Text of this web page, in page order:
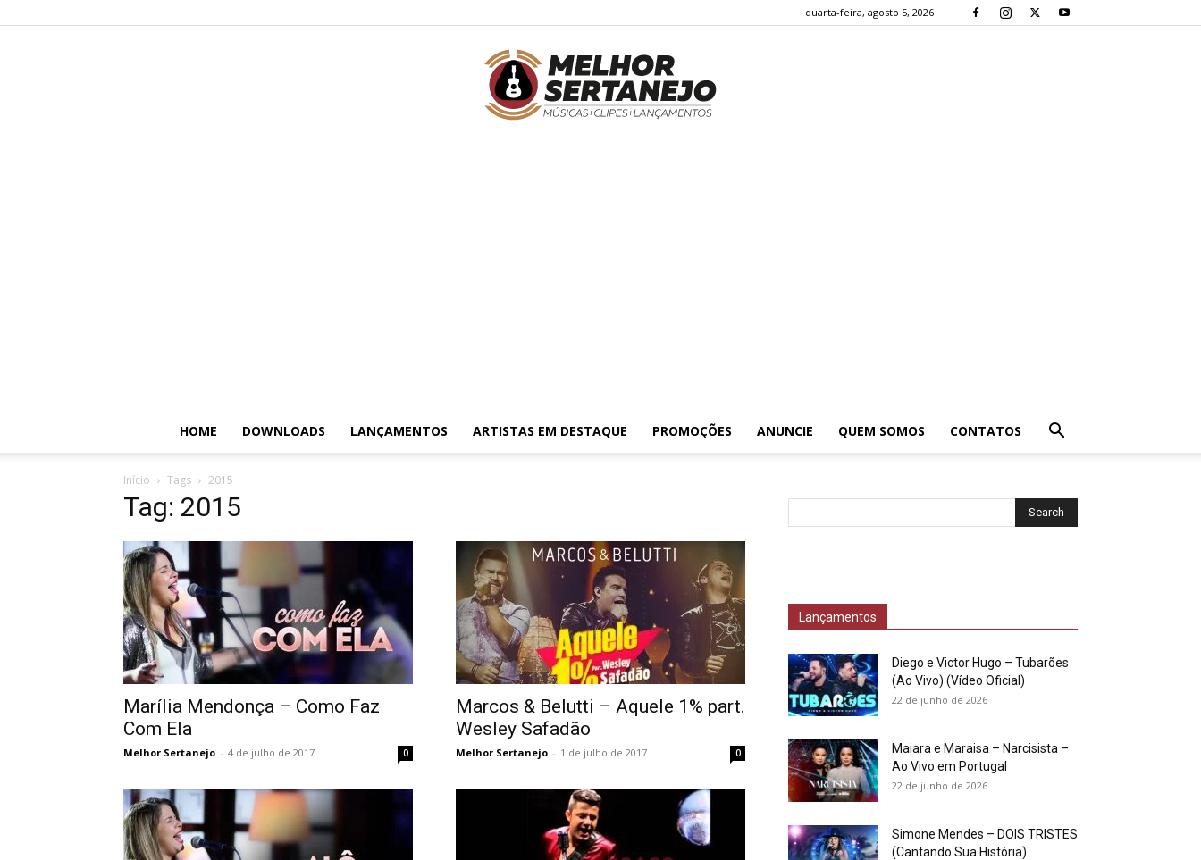
quarta-feira, agosto 5, 2026
HOME DOWNLOADS LANÇAMENTOS ARTISTAS EM DESTAQUE PROMOÇÕES ANUNCIE QUEM SOMOS CONTATOS
Início Tags 2015
Tag: 2015
Marília Mendonça – Como Faz
Com Ela
Melhor Sertanejo - 4 de julho de 2017 0
Marcos & Belutti – Aquele 1% part.
Wesley Safadão
Melhor Sertanejo - 1 de julho de 2017 0
Lançamentos
Diego e Victor Hugo – Tubarões
(Ao Vivo) (Vídeo Oficial)
22 de junho de 2026
Maiara e Maraisa – Narcisista –
Ao Vivo em Portugal
22 de junho de 2026
Simone Mendes – DOIS TRISTES
(Cantando Sua História)